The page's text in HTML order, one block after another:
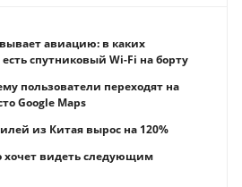
авиацию: в каких
спутниковый Wi-Fi на борту
пользователи переходят на
Google Maps
из Китая вырос на 120%
хочет видеть следующим